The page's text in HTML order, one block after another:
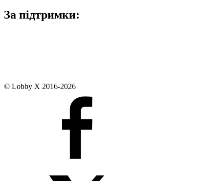
За підтримки:
© Lobby X 2016-2026